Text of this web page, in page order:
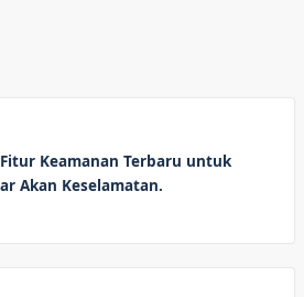
Keamanan Terbaru untuk
Akan Keselamatan.